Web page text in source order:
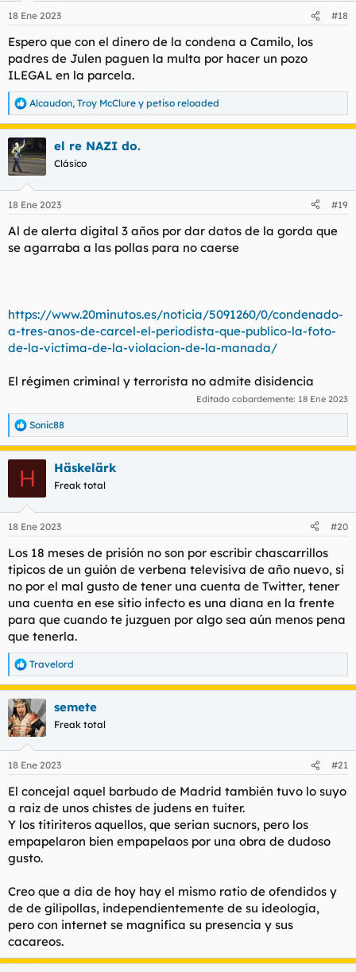
e
:
18 Ene 2023 #18
Espero que con el dinero de la condena a Camilo, los
padres de Julen paguen la multa por hacer un pozo
ILEGAL en la parcela.
R
e
c
c
i
e
:
Alcaudon, Troy McClure y petiso reloaded
el re NAZI do.
Clásico
18 Ene 2023 #19
Al de alerta digital 3 años por dar datos de la gorda que
se agarraba a las pollas para no caerse
https://www.20minutos.es/noticia/5091260/0/condenado-
a-tres-anos-de-carcel-el-periodista-que-publico-la-foto-
de-la-victima-de-la-violacion-de-la-manada/
El régimen criminal y terrorista no admite disidencia
Editado cobardemente: 18 Ene 2023
R
e
e
:
Sonic88
H Häskelärk
Freak total
18 Ene 2023 #20
Los 18 meses de prisión no son por escribir chascarrillos
tipicos de un guión de verbena televisiva de año nuevo, si
no por el mal gusto de tener una cuenta de Twitter, tener
una cuenta en ese sitio infecto es una diana en la frente
para que cuando te juzguen por algo sea aún menos pena
que tenerla.
R
e
a
c
c
i
e
:
Travelord
semete
Freak total
18 Ene 2023 #21
El concejal aquel barbudo de Madrid también tuvo lo suyo
a raiz de unos chistes de judens en tuiter.
Y los titiriteros aquellos, que serian sucnors, pero los
empapelaron bien empapelaos por una obra de dudoso
gusto.
Creo que a dia de hoy hay el mismo ratio de ofendidos y
de de gilipollas, independientemente de su ideología,
pero con internet se magnifica su presencia y sus
cacareos.